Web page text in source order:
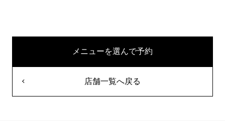
メニューを選んで予約
店舗一覧へ戻る